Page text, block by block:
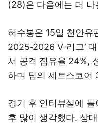
(28)은 다음에는 더 나
허수봉은 15일 천안유
2025-2026 V-리그’
서 공격 점유율 24%,
하며 팀의 세트스코어
경기 후 인터뷰실에 들
후 많이 생각했다. 상